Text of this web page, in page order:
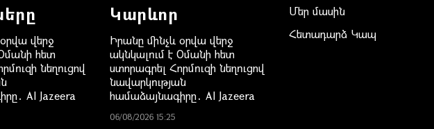
վերջ
հետ
նեղուցով
Al Jazeera
Կարևոր
Իրանը մինչև օրվա վերջ
ակնկալում է Օմանի հետ
ստորագրել Հորմուզի նեղուցով
նավարկության
համաձայնագիրը․ Al Jazeera
06/08/2026 15:25
Մեր մասին
Հետադարձ Կապ